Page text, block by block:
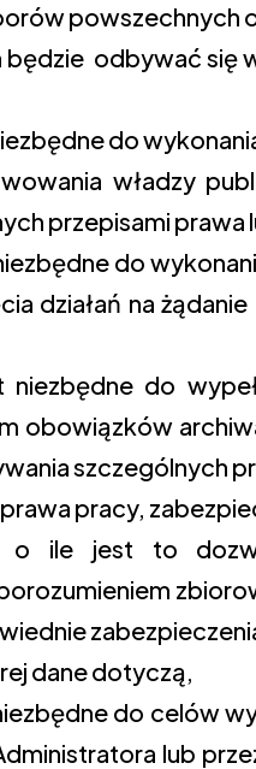
powszechnych
będzie odbywać się
do
władzy
przepisami prawa
do
działań na
do
obowiązków
szczególnych
pracy,
o ile jest to
dane dotyczą,
do celów
lub